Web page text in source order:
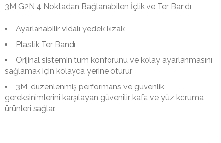
3M G2N 4 Noktadan Bağlanabilen İçlik ve Ter Bandı
Ayarlanabilir vidalı yedek kızak
Plastik Ter Bandı
Orijinal sistemin tüm konforunu ve kolay ayarlanmasını
sağlamak için kolayca yerine oturur
3M, düzenlenmiş performans ve güvenlik
gereksinimlerini karşılayan güvenilir kafa ve yüz koruma
ürünleri sağlar.